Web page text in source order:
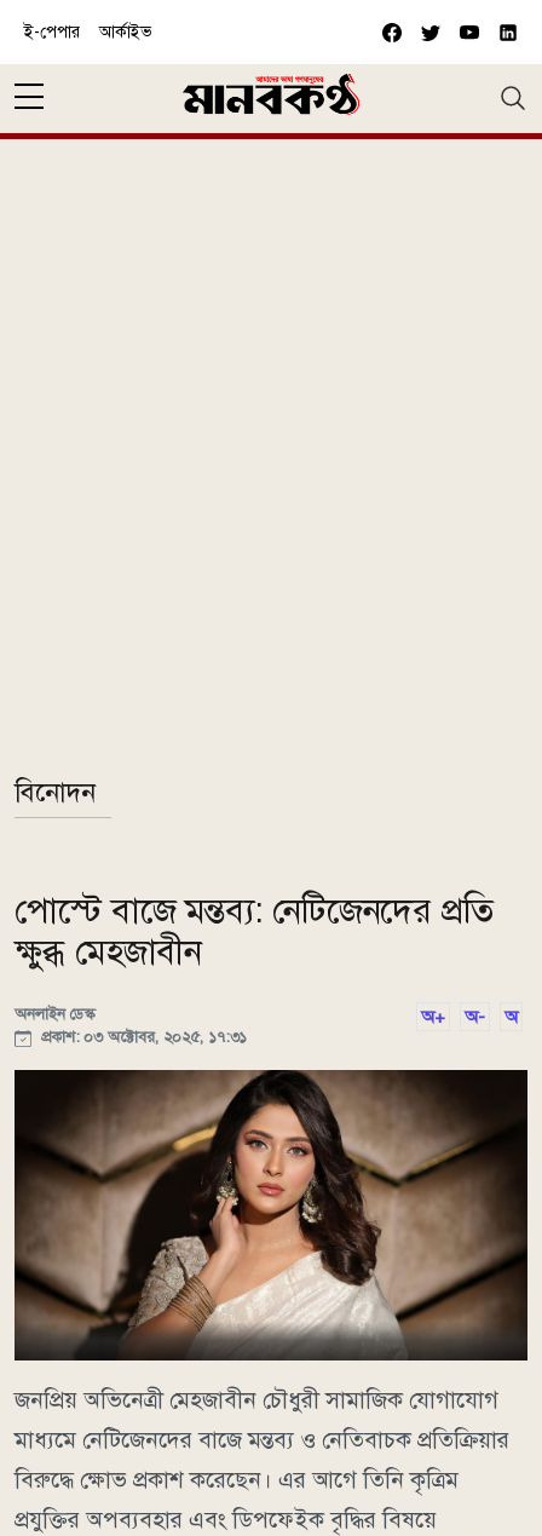
ই-পেপার আর্কাইভ
বিনোদন
পোস্টে বাজে মন্তব্য: নেটিজেনদের প্রতি
ক্ষুব্ধ মেহজাবীন
অনলাইন ডেস্ক
প্রকাশ: ০৩ অক্টোবর, ২০২৫, ১৭:৩১
অ+ অ- অ
জনপ্রিয় অভিনেত্রী মেহজাবীন চৌধুরী সামাজিক যোগাযোগ
মাধ্যমে নেটিজেনদের বাজে মন্তব্য ও নেতিবাচক প্রতিক্রিয়ার
বিরুদ্ধে ক্ষোভ প্রকাশ করেছেন। এর আগে তিনি কৃত্রিম
প্রযুক্তির অপব্যবহার এবং ডিপফেইক বৃদ্ধির বিষয়ে